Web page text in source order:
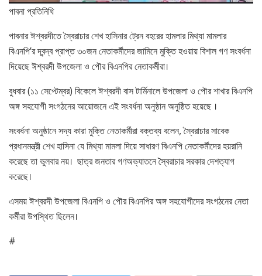
পাবনা প্রতিনিধি
পাবনার ঈশ্বরদীতে স্বৈরাচার শেখ হাসিনার ট্রেন বহরের হামলার মিথ্যা মামলার
বিএনপি’র দ্বন্দ্ব প্রাপ্ত ৩০জন নেতাকর্মীদের জামিনে মুক্তি হওয়ায় বিশাল গণ সংবর্ধনা
দিয়েছে ঈশ্বরদী উপজেলা ও পৌর বিএনপির নেতাকর্মীরা।
বুধবার (১১ সেপ্টেম্বর) বিকেলে ঈশ্বরদী বাস টার্মিনালে উপজেলা ও পৌর শাখার বিএনপি
অঙ্গ সহযোগী সংগঠনের আয়োজনে এই সংবর্ধনা অনুষ্ঠান অনুষ্ঠিত হয়েছে ।
সংবর্ধনা অনুষ্ঠানে সদ্য কারা মুক্তি নেতাকর্মীরা বক্তব্য বলেন, স্বৈরাচার সাবেক
প্রধানমন্ত্রী শেখ হাসিনা যে মিথ্যা মামলা দিয়ে সাধারণ বিএনপি নেতাকর্মীদের হয়রানি
করেছে তা ভুলবার নয়। ছাত্র জনতার গণঅভ্যাতনে স্বৈরাচার সরকার দেশত্যাগ
করেছে।
এসময় ঈশ্বরদী উপজেলা বিএনপি ও পৌর বিএনপির অঙ্গ সহযোগীদের সংগঠনের নেতা
কর্মীরা উপস্থিত ছিলেন।
#